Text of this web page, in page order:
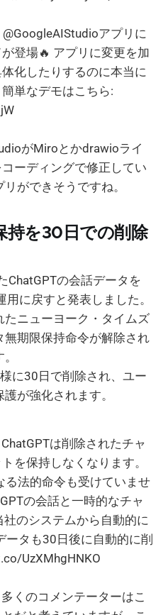
アプリに
登場🔥 アプリに変更を加
化したりするのに本当に
単なデモはこちら:
がMiroとかdrawioライ
ーディングで修正してい
ができそうですね。
持を30日での削除
ChatGPTの会話データを
に戻すと発表しました。
たニューヨーク・タイムズ
無期限保持命令が解除され
に30日で削除され、ユー
が強化されます。
は削除されたチャ
を保持しなくなります。
る法的命令も受けていませ
の会話と一時的なチャ
のシステムから自動的に
ータも30日後に自動的に削
UzXMhgHNKO
くのコメンテーターはこ